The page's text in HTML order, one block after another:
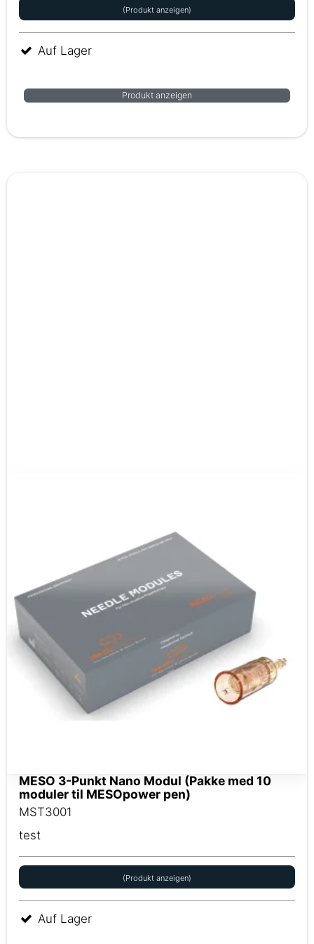
(Produkt anzeigen)
Auf Lager
Produkt anzeigen
MESO 3-Punkt Nano Modul (Pakke med 10
moduler til MESOpower pen)
MST3001
test
(Produkt anzeigen)
Auf Lager